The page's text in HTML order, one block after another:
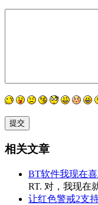
相关文章
BT软件我现在
RT. 对，我现在
让红色警戒2支